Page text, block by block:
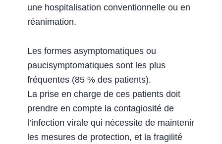
une hospitalisation conventionnelle ou en
réanimation.
Les formes asymptomatiques ou
paucisymptomatiques sont les plus
fréquentes (85 % des patients).
La prise en charge de ces patients doit
prendre en compte la contagiosité de
l’infection virale qui nécessite de maintenir
les mesures de protection, et la fragilité